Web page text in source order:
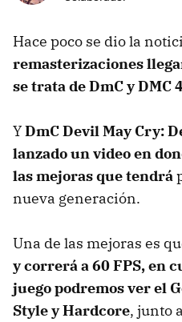
Hace poco se dio la
remasterizaciones
se trata de DmC y DMC
YDmC Devil May Cry:
lanzado un video en
las mejoras que tendrá
nueva generación.
Una de las mejoras es
y correrá a 60 FPS, en
juego podremos ver el
Style y Hardcore, junto